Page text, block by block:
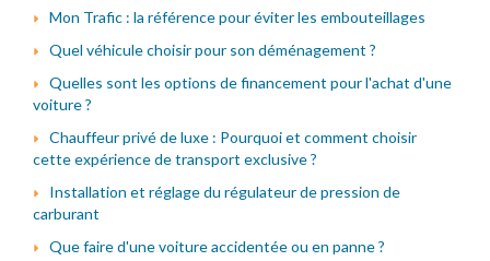
Mon Trafic : la référence pour éviter les embouteillages
Quel véhicule choisir pour son déménagement ?
Quelles sont les options de financement pour l'achat d'une
voiture ?
Chauffeur privé de luxe : Pourquoi et comment choisir
cette expérience de transport exclusive ?
Installation et réglage du régulateur de pression de
carburant
Que faire d'une voiture accidentée ou en panne ?